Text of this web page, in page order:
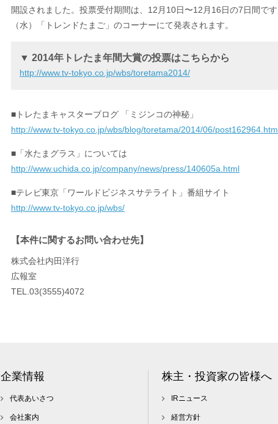
開設されました。投票受付期間は、12月10日〜12月16日の7日間で
（水）「トレンドたまご」のコーナーにて発表されます。
▼ 2014年トレたま年間大賞の投票はこちらから
http://www.tv-tokyo.co.jp/wbs/toretama2014/
■トレたまキャスターブログ 「ミジンコの神秘」
http://www.tv-tokyo.co.jp/wbs/blog/toretama/2014/06/
■「水たまグラス」については
http://www.uchida.co.jp/company/news/press/140605a.html
■テレビ東京「ワールドビジネスサテライト」番組サイト
http://www.tv-tokyo.co.jp/wbs/
【本件に関するお問い合わせ先】
株式会社内田洋行
広報室
TEL.03(3555)4072
企業情報
代表あいさつ
会社案内
株主・投資家の皆様へ
IRニュース
経営方針